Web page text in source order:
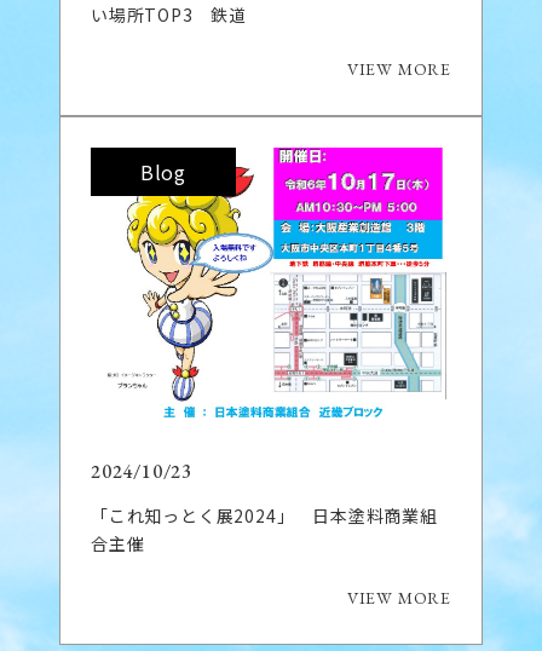
い場所TOP3 鉄道
VIEW MORE
Blog
2024/10/23
「これ知っとく展2024」 日本塗料商業組
合主催
VIEW MORE